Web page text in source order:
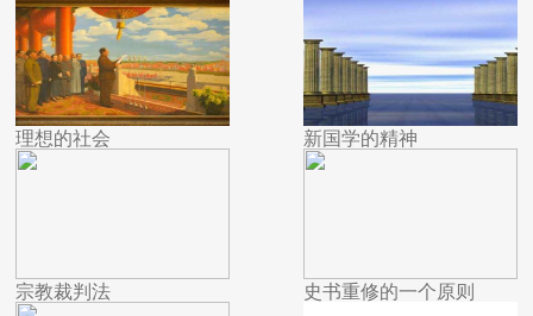
理想的社会
宗教裁判法
新国学的精神
史书重修的一个原则